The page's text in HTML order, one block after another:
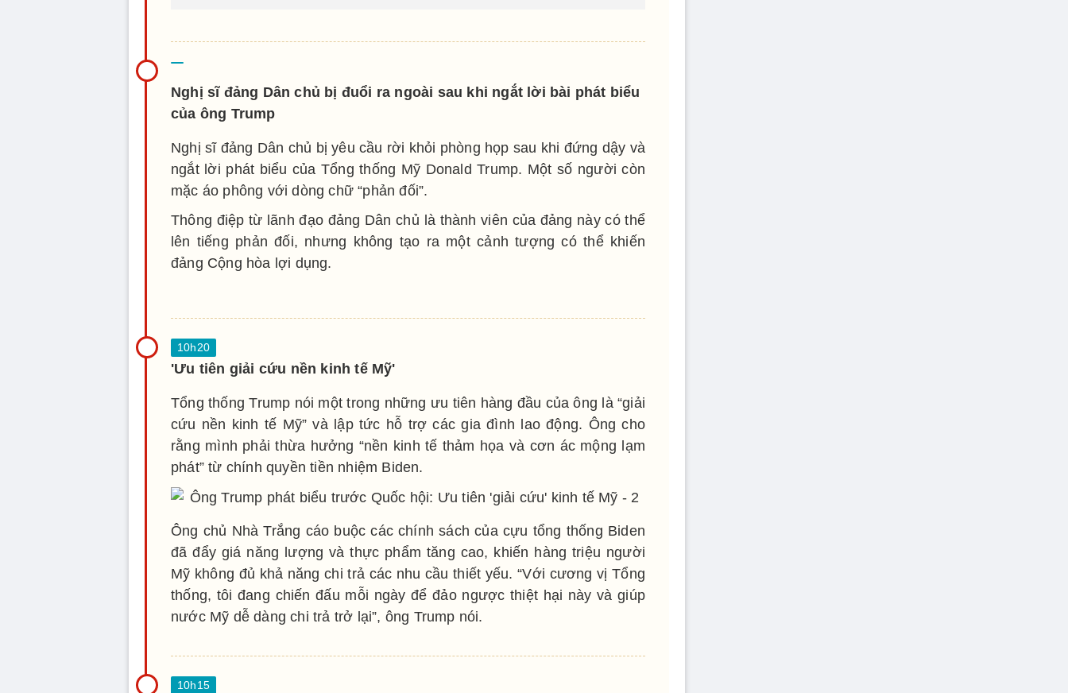
Nghị sĩ đảng Dân chủ bị đuổi ra ngoài sau khi ngắt lời bài phát biểu
của ông Trump
Nghị sĩ đảng Dân chủ bị yêu cầu rời khỏi phòng họp sau khi đứng dậy và
ngắt lời phát biểu của Tổng thống Mỹ Donald Trump. Một số người còn
mặc áo phông với dòng chữ “phản đối”.
Thông điệp từ lãnh đạo đảng Dân chủ là thành viên của đảng này có thể
lên tiếng phản đối, nhưng không tạo ra một cảnh tượng có thể khiến
đảng Cộng hòa lợi dụng.
'Ưu tiên giải cứu nền kinh tế Mỹ'
Tổng thống Trump nói một trong những ưu tiên hàng đầu của ông là “giải
cứu nền kinh tế Mỹ” và lập tức hỗ trợ các gia đình lao động. Ông cho
rằng mình phải thừa hưởng “nền kinh tế thảm họa và cơn ác mộng lạm
phát” từ chính quyền tiền nhiệm Biden.
Ông chủ Nhà Trắng cáo buộc các chính sách của cựu tổng thống Biden
đã đẩy giá năng lượng và thực phẩm tăng cao, khiến hàng triệu người
Mỹ không đủ khả năng chi trả các nhu cầu thiết yếu. “Với cương vị Tổng
thống, tôi đang chiến đấu mỗi ngày để đảo ngược thiệt hại này và giúp
nước Mỹ dễ dàng chi trả trở lại”, ông Trump nói.